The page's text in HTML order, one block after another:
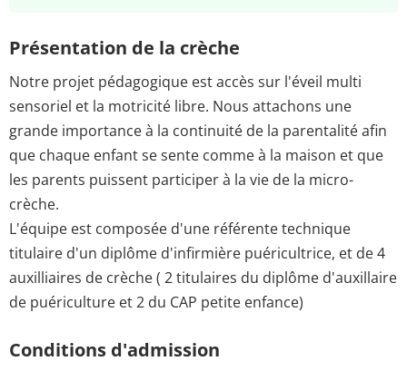
Présentation de la crèche
Notre projet pédagogique est accès sur l'éveil multi
sensoriel et la motricité libre. Nous attachons une
grande importance à la continuité de la parentalité afin
que chaque enfant se sente comme à la maison et que
les parents puissent participer à la vie de la micro-
crèche.
L'équipe est composée d'une référente technique
titulaire d'un diplôme d'infirmière puéricultrice, et de 4
auxilliaires de crèche ( 2 titulaires du diplôme d'auxillaire
de puériculture et 2 du CAP petite enfance)
Conditions d'admission